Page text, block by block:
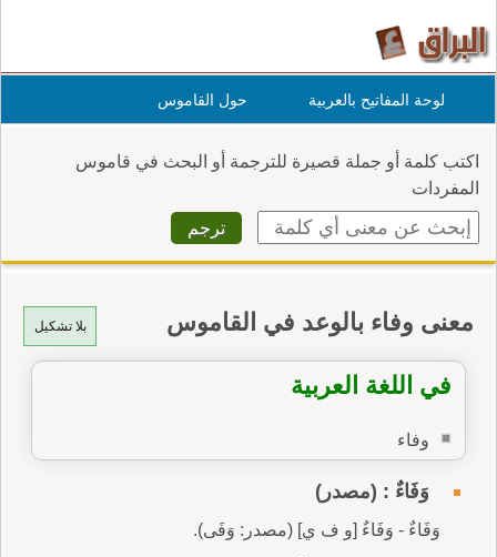
لوحة المفاتيح بالعربية حول القاموس
اكتب كلمة أو جملة قصيرة للترجمة أو البحث في قاموس
المفردات
بلا تشكيل معنى وفاء بالوعد في القاموس
في اللغة العربية
وفاء
وَفَاءٌ : (مصدر)
وَفَاءٌ - وَفَاءٌ [و ف ي] (مصدر: وَفَى).